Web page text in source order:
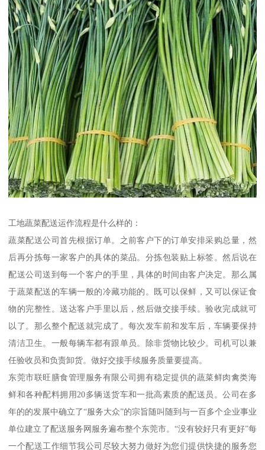
工地蔬菜配送运作流程是什么样的：
蔬菜配送公司首先根据订单。之前客户下的订单安排采购总量，然
后再分拣每一家客户的具体的菜品。分拣包装贴上标签。然后说在
配送公司送到每一个客户的手里，具体的时间由客户决定。那么属
于蔬菜配送的车辆一般的冷藏功能的。既可以保鲜，又可以保证食
物的完整性。送达客户手里以后，然后做交接手续。验收完成就可
以了。那么整个配送就完成了。每次发车前和发车后，车辆要保持
清洁卫生。一般每辆车都有跟单员。除非货物比较少。司机可以兼
任验收员和负责卸货。做好交接手续服务质量要提高。
东莞市联旺膳食管理服务有限公司拥有稳定提供的蔬菜鲜肉禽类海
鲜和各种配料拥用20多辆送货车和一批高素质的配送员。公司在多
年的的发展中确立了“服务大众”的宗旨随叫随到与一百多个企业事业
单位建立了配送服务网服务遍布整个东莞市。“没有较好只有更好”每
一个配送工作细节我公司尽较大努力做好为您们提供快捷的服务您